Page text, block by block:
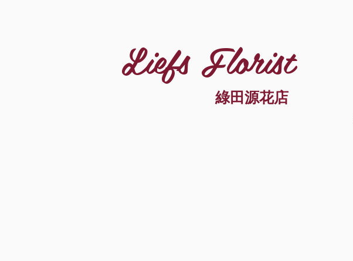
Liefs Florist
綠田源花店